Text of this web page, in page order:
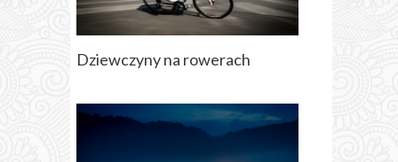
Dziewczyny na rowerach